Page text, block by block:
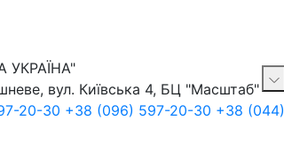
УКРАЇНА"
вул. Київська 4, БЦ "Масштаб"
20-30 +38 (096) 597-20-30 +38 (044)